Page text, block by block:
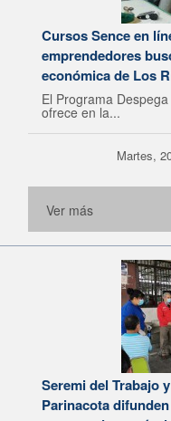
Cursos Sence en
emprendedores
económica de Los
El Programa
ofrece en la...
Martes,
Ver más
Seremi del Trabajo
Parinacota